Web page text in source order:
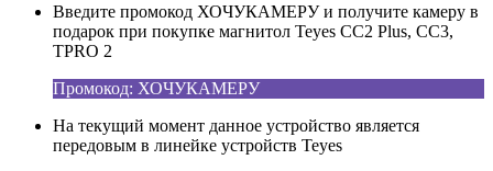
Введите промокод ХОЧУКАМЕРУ и получите камеру в
подарок при покупке магнитол Teyes CC2 Plus, CC3,
TPRO 2
Промокод: ХОЧУКАМЕРУ
На текущий момент данное устройство является
передовым в линейке устройств Teyes